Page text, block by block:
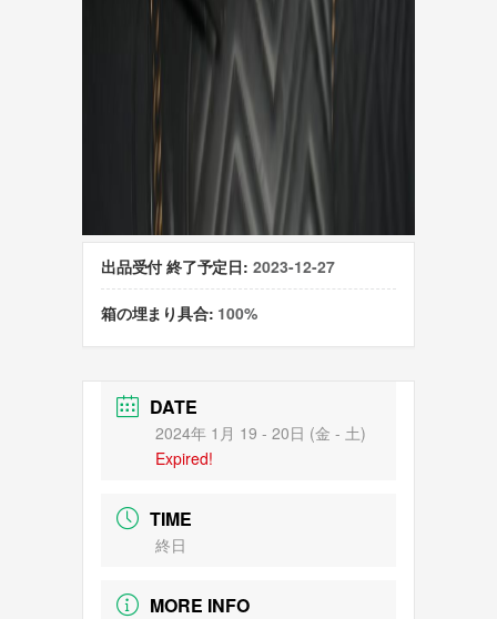
出品受付 終了予定日: 2023-12-27
箱の埋まり具合: 100%
DATE
2024年 1月 19 - 20日 (金 - 土)
Expired!
TIME
終日
MORE INFO